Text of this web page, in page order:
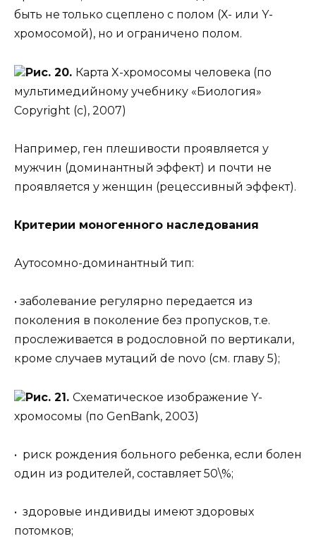
быть не только сцеплено с полом (Х- или Y-
хромосомой), но и ограничено полом.
Рис. 20. Карта X-хромосомы человека (по
мультимедийному учебнику «Биология»
Copyright (c), 2007)
Например, ген плешивости проявляется у
мужчин (доминантный эффект) и почти не
проявляется у женщин (рецессивный эффект).
Критерии моногенного наследования
Аутосомно-доминантный тип:
• заболевание регулярно передается из
поколения в поколение без пропусков, т.е.
прослеживается в родословной по вертикали,
кроме случаев мутаций de novo (см. главу 5);
Рис. 21. Схематическое изображение Y-
хромосомы (по GenBank, 2003)
• риск рождения больного ребенка, если болен
один из родителей, составляет 50\%;
• здоровые индивиды имеют здоровых
потомков;